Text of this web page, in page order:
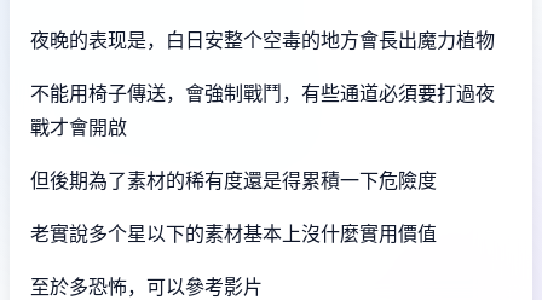
夜晚的表现是，白日安整个空毒的地方會長出魔力植物
不能用椅子傳送，會強制戰鬥，有些通道必須要打過夜
戰才會開啟
但後期為了素材的稀有度還是得累積一下危險度
老實說多个星以下的素材基本上沒什麼實用價值
至於多恐怖，可以參考影片